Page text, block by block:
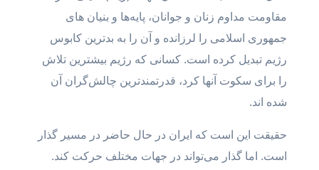
مقاومت مداوم زنان و جوانان، پایه‌ها و بنیان های
جمهوری اسلامی را لرزانده و آن را به بدترین کابوس
رژیم تبدیل کرده است. کسانی که رژیم بیشترین تلاش
را برای سکوت آنها کرد، قدرتمندترین چالش‌گران آن
شده اند.
حقیقت این است که ایران در حال حاضر در مسیر گذار
است. اما گذار می‌تواند در جهات مختلف حرکت کند.